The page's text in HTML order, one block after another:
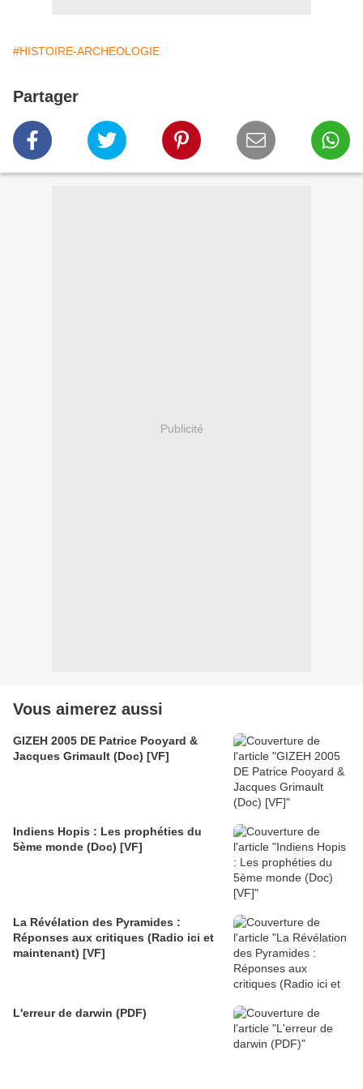
#HISTOIRE-ARCHEOLOGIE
Partager
Publicité
Vous aimerez aussi
GIZEH 2005 DE Patrice Pooyard &
Jacques Grimault (Doc) [VF]
Indiens Hopis : Les prophéties du
5ème monde (Doc) [VF]
La Révélation des Pyramides :
Réponses aux critiques (Radio ici et
maintenant) [VF]
L'erreur de darwin (PDF)